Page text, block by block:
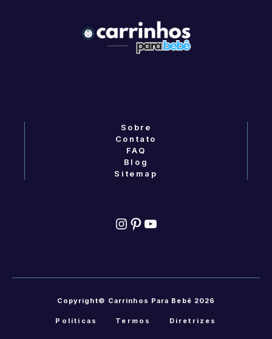
Sobre
Contato
FAQ
Blog
Sitemap
Instagram
Pinterest
YouTube
Copyright© Carrinhos Para Bebê 2026
Políticas Termos Diretrizes